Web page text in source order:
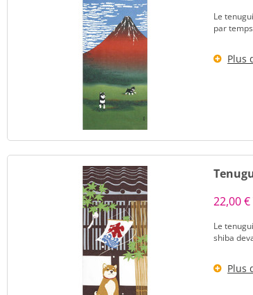
Le
par
Plus
22,00 €
Le
shiba
Plus